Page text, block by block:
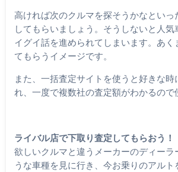
高ければ次のクルマを探そうかなといっ
してもらいましょう。そうしないと人
イグイ話を進められてしまいます。あく
てもらうイメージです。
また、一括査定サイトを使うと好きな時
れ、一度で複数社の査定額がわかるので
ライバル店で下取り査定してもらおう！
欲しいクルマと違うメーカーのディーラ
うな車種を見に行き、今お乗りのアルト